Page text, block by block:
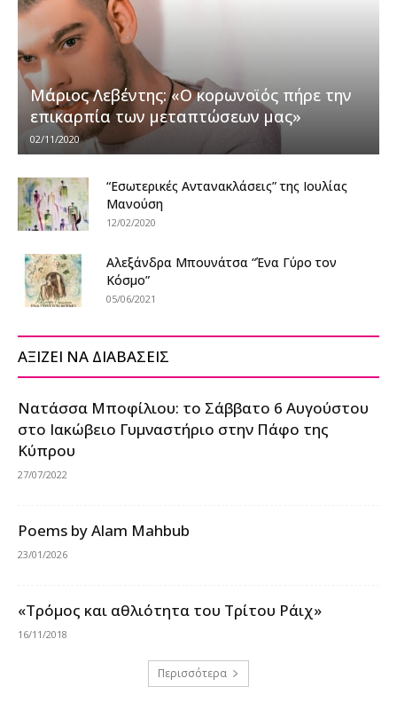
Μάριος Λεβέντης: «Ο κορωνοϊός πήρε την
επικαρπία των μεταπτώσεων μας»
02/11/2020
“Εσωτερικές Αντανακλάσεις” της Ιουλίας
Μανούση
12/02/2020
Αλεξάνδρα Μπουνάτσα “Ένα Γύρο τον
Κόσμο”
05/06/2021
ΑΞΙΖΕΙ ΝΑ ΔΙΑΒΑΣΕΙΣ
Νατάσσα Μποφίλιου: το Σάββατο 6 Αυγούστου
στο Ιακώβειο Γυμναστήριο στην Πάφο της
Κύπρου
27/07/2022
Poems by Alam Mahbub
23/01/2026
«Τρόμος και αθλιότητα του Τρίτου Ράιχ»
16/11/2018
Περισσότερα